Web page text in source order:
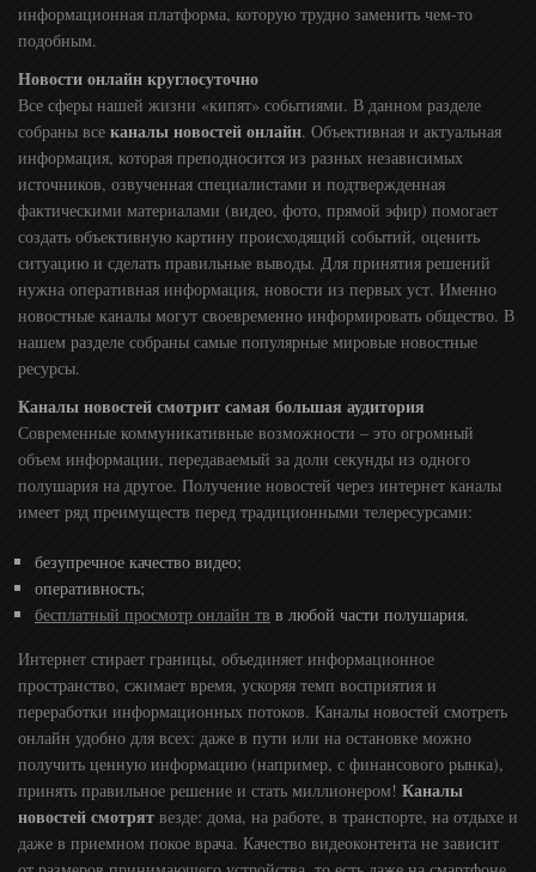
информационная платформа, которую трудно заменить чем-то
подобным.
Новости онлайн круглосуточно
Все сферы нашей жизни «кипят» событиями. В данном разделе
собраны все каналы новостей онлайн. Объективная и актуальная
информация, которая преподносится из разных независимых
источников, озвученная специалистами и подтвержденная
фактическими материалами (видео, фото, прямой эфир) помогает
создать объективную картину происходящий событий, оценить
ситуацию и сделать правильные выводы. Для принятия решений
нужна оперативная информация, новости из первых уст. Именно
новостные каналы могут своевременно информировать общество. В
нашем разделе собраны самые популярные мировые новостные
ресурсы.
Каналы новостей смотрит самая большая аудитория
Современные коммуникативные возможности – это огромный
объем информации, передаваемый за доли секунды из одного
полушария на другое. Получение новостей через интернет каналы
имеет ряд преимуществ перед традиционными телересурсами:
безупречное качество видео;
оперативность;
бесплатный просмотр онлайн тв в любой части полушария.
Интернет стирает границы, объединяет информационное
пространство, сжимает время, ускоряя темп восприятия и
переработки информационных потоков. Каналы новостей смотреть
онлайн удобно для всех: даже в пути или на остановке можно
получить ценную информацию (например, с финансового рынка),
принять правильное решение и стать миллионером! Каналы
новостей смотрят везде: дома, на работе, в транспорте, на отдыхе и
даже в приемном покое врача. Качество видеоконтента не зависит